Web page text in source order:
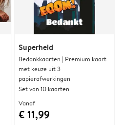
Superheld
Bedankkaarten | Premium kaart
met keuze uit 3
papierafwerkingen
Set van 10 kaarten
Vanaf
€ 11,99